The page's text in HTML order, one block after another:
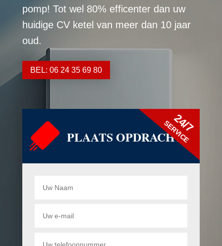
pomp! Tot wel 80% efficenter dan uw
huidige CV ketel van meer dan 10 jaar
oud.
BEL: 06 24 35 69 80
PLAATS OPDRACHT
24/7
SERVICE